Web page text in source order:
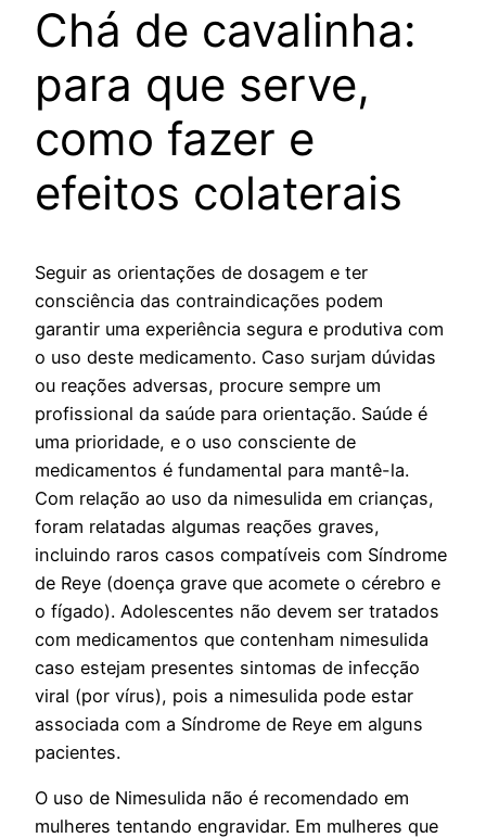
Chá de cavalinha:
para que serve,
como fazer e
efeitos colaterais
Seguir as orientações de dosagem e ter
consciência das contraindicações podem
garantir uma experiência segura e produtiva com
o uso deste medicamento. Caso surjam dúvidas
ou reações adversas, procure sempre um
profissional da saúde para orientação. Saúde é
uma prioridade, e o uso consciente de
medicamentos é fundamental para mantê-la.
Com relação ao uso da nimesulida em crianças,
foram relatadas algumas reações graves,
incluindo raros casos compatíveis com Síndrome
de Reye (doença grave que acomete o cérebro e
o fígado). Adolescentes não devem ser tratados
com medicamentos que contenham nimesulida
caso estejam presentes sintomas de infecção
viral (por vírus), pois a nimesulida pode estar
associada com a Síndrome de Reye em alguns
pacientes.
O uso de Nimesulida não é recomendado em
mulheres tentando engravidar. Em mulheres que